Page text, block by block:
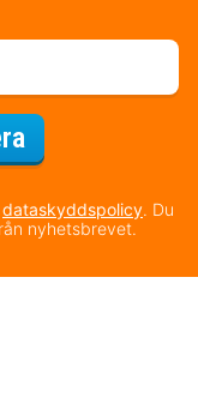
dataskyddspolicy. Du
nyhetsbrevet.